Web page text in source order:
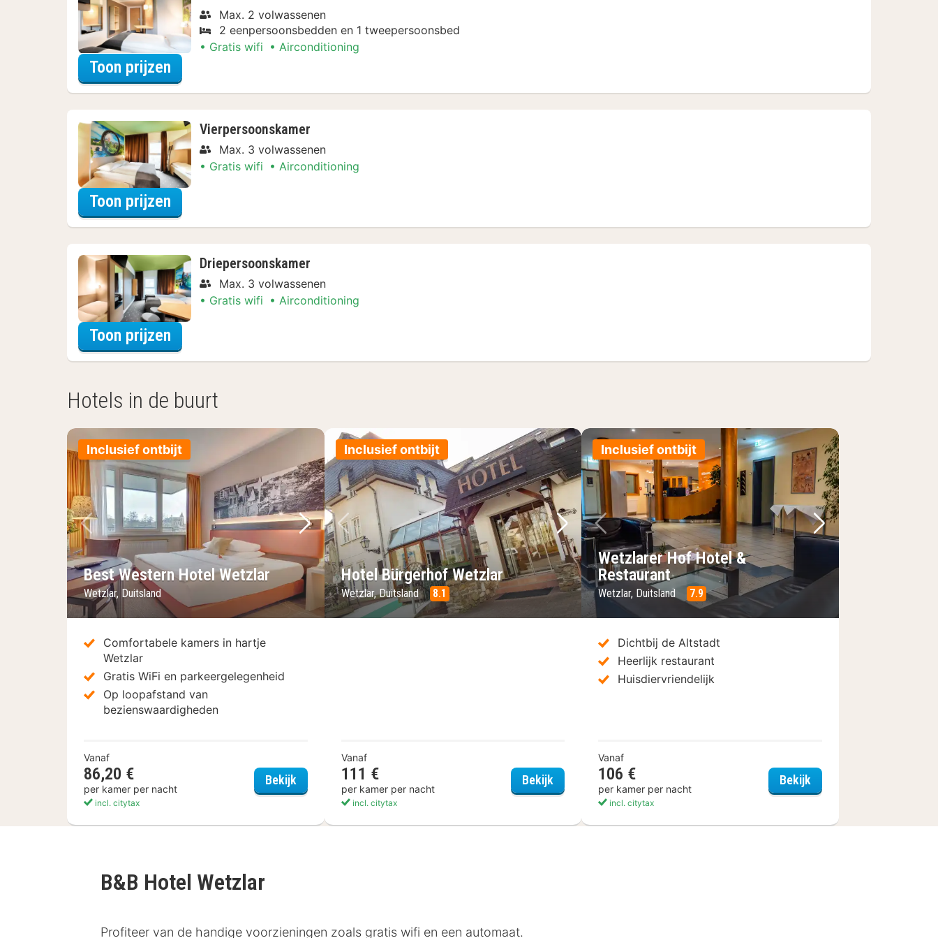
Max. 2 volwassenen
2 eenpersoonsbedden en 1 tweepersoonsbed
Gratis wifi
Airconditioning
Toon prijzen
Vierpersoonskamer
Max. 3 volwassenen
Gratis wifi
Airconditioning
Toon prijzen
Driepersoonskamer
Max. 3 volwassenen
Gratis wifi
Airconditioning
Toon prijzen
Hotels in de buurt
Inclusief ontbijt
Vorige foto
Volgende foto
Best Western Hotel Wetzlar
Wetzlar, Duitsland
Comfortabele kamers in hartje
Wetzlar
Gratis WiFi en parkeergelegenheid
Op loopafstand van
bezienswaardigheden
Vanaf
86,20 €
per kamer per nacht
incl. citytax
BekijkBest Western Hotel Wetzlar
Inclusief ontbijt
Vorige foto
Volgende foto
Hotel Bürgerhof Wetzlar
Wetzlar, Duitsland 8.1
Vanaf
111 €
per kamer per nacht
incl. citytax
Bekijk Hotel Bürgerhof Wetzlar
Inclusief ontbijt
Vorige foto
Volgende foto
Wetzlarer Hof Hotel &
Restaurant
Wetzlar, Duitsland 7.9
Dichtbij de Altstadt
Heerlijk restaurant
Huisdiervriendelijk
Vanaf
106 €
per kamer per nacht
incl. citytax
BekijkWetzlarer Hof Hotel &
B&B Hotel Wetzlar
Profiteer van de handige voorzieningen zoals gratis wifi en een automaat.